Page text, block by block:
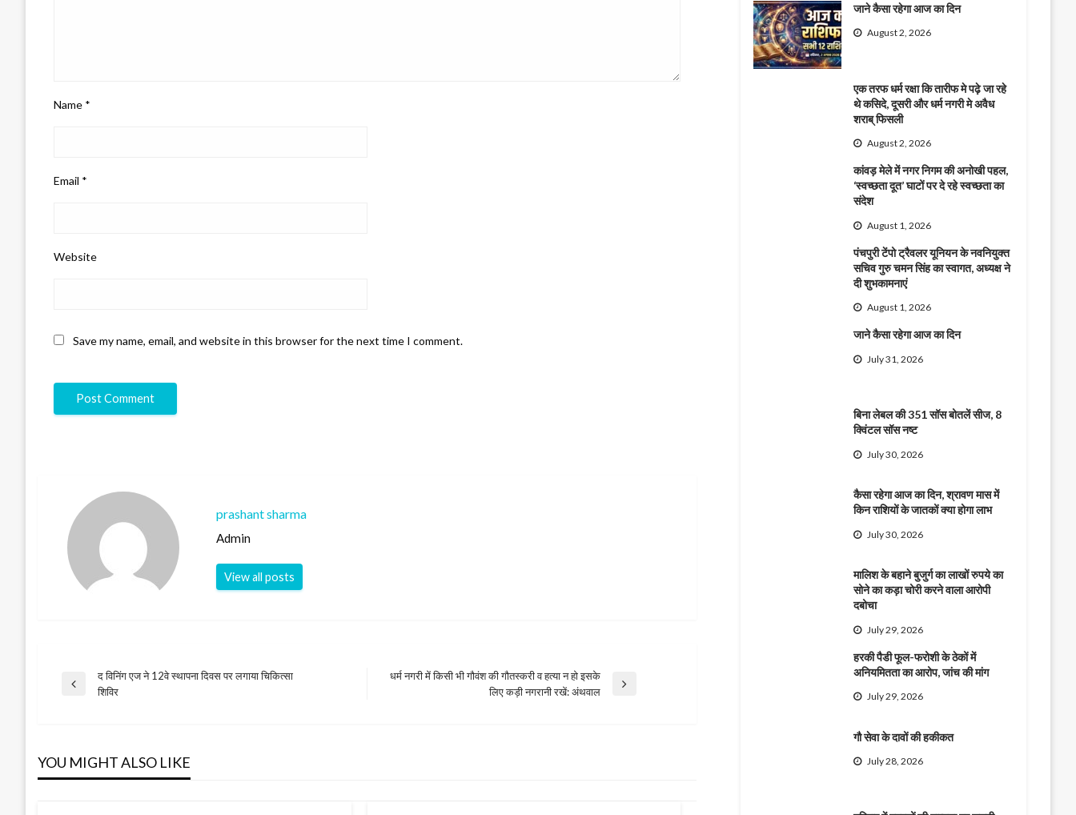
Name *
Email *
Website
Save my name, email, and website in this browser for the next time I comment.
prashant sharma
Admin
View all posts
Post
Previous
द विनिंग एज ने 12वे स्थापना दिवस पर लगाया चिकित्सा
शिविर
धर्म नगरी में किसी भी गौवंश की गौतस्करी व हत्या न हो इसके
लिए कड़ी नगरानी रखें: अंथवाल
YOU MIGHT ALSO LIKE
जाने कैसा रहेगा आज का दिन
August 2, 2026
एक तरफ धर्म रक्षा कि तारीफ मे पढ़े जा रहे
थे कसिदे, दूसरी और धर्म नगरी मे अवैध
शराब् फिसली
August 2, 2026
कांवड़ मेले में नगर निगम की अनोखी पहल,
‘स्वच्छता दूत’ घाटों पर दे रहे स्वच्छता का
संदेश
August 1, 2026
पंचपुरी टेंपो ट्रैवलर यूनियन के नवनियुक्त
सचिव गुरु चमन सिंह का स्वागत, अध्यक्ष ने
दी शुभकामनाएं
August 1, 2026
जाने कैसा रहेगा आज का दिन
July 31, 2026
बिना लेबल की 351 सॉस बोतलें सीज, 8
क्विंटल सॉस नष्ट
July 30, 2026
कैसा रहेगा आज का दिन, श्रावण मास में
किन राशियों के जातकों क्या होगा लाभ
July 30, 2026
मालिश के बहाने बुजुर्ग का लाखों रुपये का
सोने का कड़ा चोरी करने वाला आरोपी
दबोचा
July 29, 2026
हरकी पैडी फूल-फरोशी के ठेकों में
अनियमितता का आरोप, जांच की मांग
July 29, 2026
गौ सेवा के दावों की हकीकत
July 28, 2026